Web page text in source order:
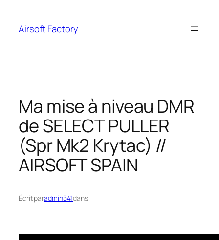
contenu
Airsoft Factory
Ma mise à niveau DMR
de SELECT PULLER
(Spr Mk2 Krytac) //
AIRSOFT SPAIN
Écrit paradmin541dans